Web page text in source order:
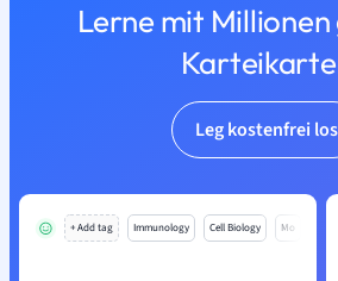
Lerne mit
Leg kostenfrei los
+ Add tag Immunology Cell Biology Mo